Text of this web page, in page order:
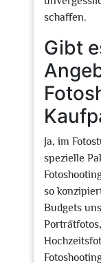
schaffen.
Gibt
Ja, im
spezielle
so
Budgets